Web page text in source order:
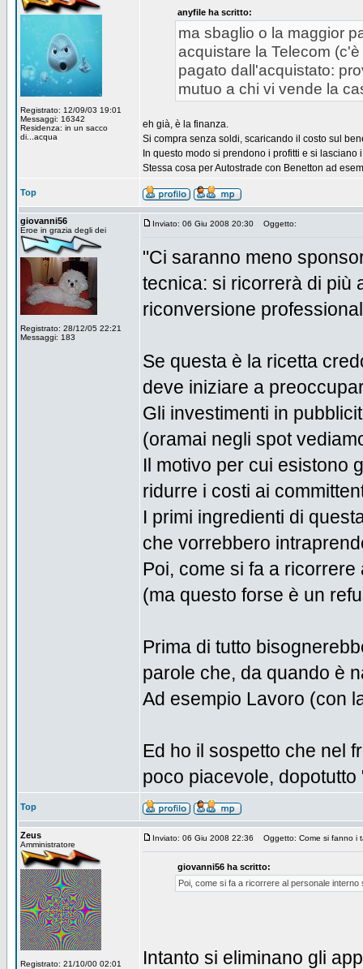
Registrato: 12/09/03 19:01
Messaggi: 16342
Residenza: in un sacco
di...acqua
anyfile ha scritto:
ma sbaglio o la maggior
acquistare la Telecom
pagato dall'acquistato:
mutuo a chi vi vende la
eh già, è la finanza.
Si compra senza soldi, scaricando il costo sul
In questo modo si prendono i profitti e si lasciano
Stessa cosa per Autostrade con Benetton ad
Top
giovanni56
Eroe in grazia degli dei
Registrato: 28/12/05 22:21
Messaggi: 183
Inviato: 06 Giu 2008 20:30 Oggetto:
"Ci saranno meno
tecnica: si ricorrerà di più
riconversione
Se questa è la ricetta
deve iniziare a
Gli investimenti in
(oramai negli spot
Il motivo per cui esistono
ridurre i costi ai
I primi ingredienti di
che vorrebbero
Poi, come si fa a
(ma questo forse è un
Prima di tutto
parole che, da quando è
Ad esempio Lavoro (con
Ed ho il sospetto che nel
poco piacevole,
Top
Zeus
Amministratore
Registrato: 21/10/00 02:01
Inviato: 06 Giu 2008 22:36 Oggetto: Come si fanno i
giovanni56 ha scritto:
Poi, come si fa a ricorrere al personale interno
Intanto si eliminano gli